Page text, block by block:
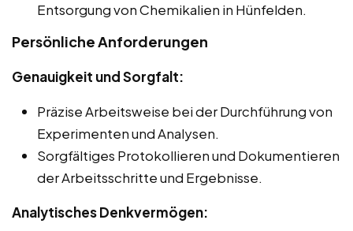
Entsorgung von Chemikalien in Hünfelden.
Persönliche Anforderungen
Genauigkeit und Sorgfalt:
Präzise Arbeitsweise bei der Durchführung von
Experimenten und Analysen.
Sorgfältiges Protokollieren und Dokumentieren
der Arbeitsschritte und Ergebnisse.
Analytisches Denkvermögen: